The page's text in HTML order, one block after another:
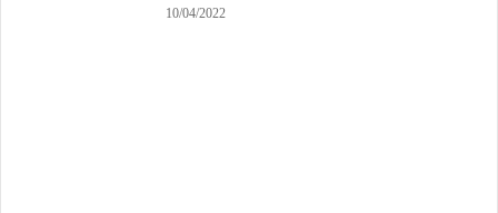
10/04/2022